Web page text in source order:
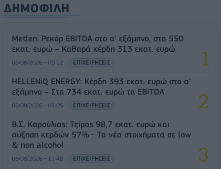
ΔΗΜΟΦΙΛΗ
Metlen: Ρεκόρ EBITDA στο α' εξάμηνο, στα 550
εκατ. ευρώ – Καθαρά κέρδη 313 εκατ. ευρώ
06/08/2026 - 09:12 ΕΠΙΧΕΙΡΗΣΕΙΣ
HELLENiQ ENERGY: Κέρδη 393 εκατ. ευρώ στο α'
εξάμηνο – Στα 734 εκατ. ευρώ τα EBITDA
06/08/2026 - 08:05 ΕΠΙΧΕΙΡΗΣΕΙΣ
Β.Σ. Καρούλιας: Τζίρος 98,7 εκατ. ευρώ και
αύξηση κερδών 57% - Τα νέα στοιχήματα σε low
& non alcohol
06/08/2026 - 11:48 ΕΠΙΧΕΙΡΗΣΕΙΣ